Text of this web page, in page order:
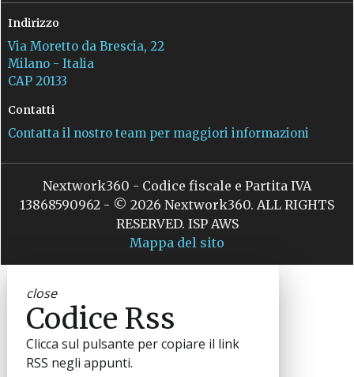
Indirizzo
Via Moretto da Brescia, 22
Milano - Italia
CAP 20133
Contatti
Contatta il nostro team per maggiori informazioni
Nextwork360 - Codice fiscale e Partita IVA
13868590962 - © 2026 Nextwork360. ALL RIGHTS
RESERVED. ISP AWS
Mappa del sito
close
Codice Rss
Clicca sul pulsante per copiare il link
RSS negli appunti.